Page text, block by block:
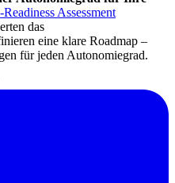
Assessment
das
eine klare Roadmap –
für jeden Autonomiegrad.